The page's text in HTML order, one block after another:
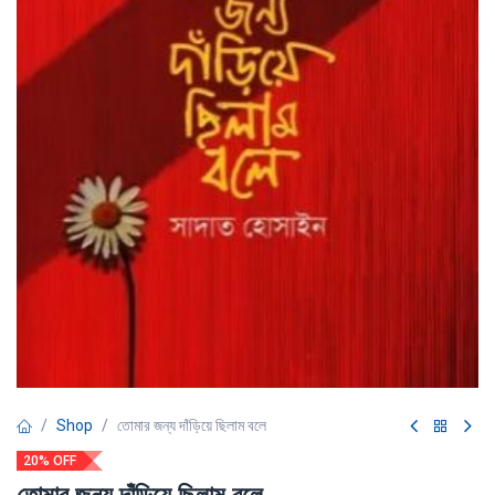
Shop তোমার জন্য দাঁড়িয়ে ছিলাম বলে
20% OFF